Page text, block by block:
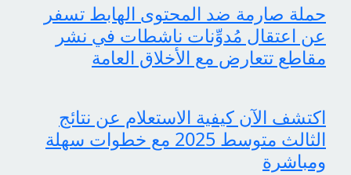
حملة صارمة ضد المحتوى الهابط تسفر
عن اعتقال مُدوِّنات ناشطات في نشر
مقاطع تتعارض مع الأخلاق العامة
اكتشف الآن كيفية الاستعلام عن نتائج
الثالث متوسط 2025 مع خطوات سهلة
ومباشرة